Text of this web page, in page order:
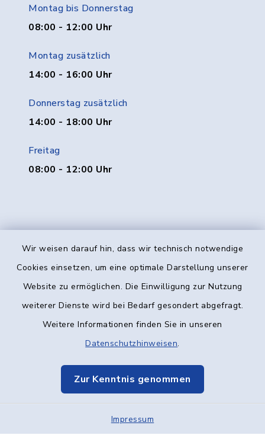
Wir weisen darauf hin, dass wir technisch notwendige
Cookies einsetzen, um eine optimale Darstellung unserer
Website zu ermöglichen. Die Einwilligung zur Nutzung
weiterer Dienste wird bei Bedarf gesondert abgefragt.
Weitere Informationen finden Sie in unseren
Datenschutzhinweisen.
Zur Kenntnis genommen
Impressum
Montag bis Donnerstag
08:00 - 12:00 Uhr
Montag zusätzlich
14:00 - 16:00 Uhr
Donnerstag zusätzlich
14:00 - 18:00 Uhr
Freitag
08:00 - 12:00 Uhr
Kontakt
Datenschutz
Elektronische Kommunikation
Sitemap